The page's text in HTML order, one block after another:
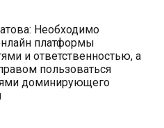
Необходимо
платформы
и ответственностью, а
пользоваться
доминирующего